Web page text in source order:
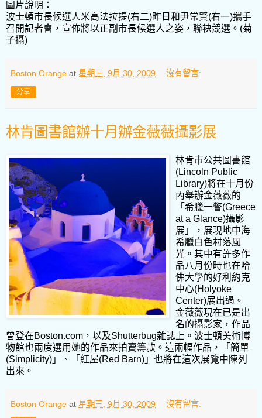
圖片說明：
波士頓市長候選人米高法拉提(右二)昨日和尹常賢(右一)攜手
召開記者會，宣佈將以正副市長候選人之姿，聯袂競選。(菊
子攝)
Boston Orange at 星期三, 9月 30, 2009 沒有留言:
分享
林肯圖書館辦十月辦金薇薇攝影展
林肯市公共圖書館
(Lincoln Public
Library)將在十月份
內舉辦金薇薇的
「希臘一瞥(Greece
at a Glance)攝影
展」，展現地中海
希臘白色村落風
光。其中有許多作
品八月份時也在哈
佛大學的好利約克
中心(Holyoke
Center)展出過。
金薇薇現在已是出
名的攝影家，作品
曾登在Boston.com，以及Shutterbug雜誌上。波士頓美術博
物館也兩度選用她的作品來拍賣籌款。這兩幅作品，「簡單
(Simplicity)」、「紅屋(Red Barn)」也將在這次展覽中陳列
出來。
Boston Orange at 星期三, 9月 30, 2009 沒有留言: